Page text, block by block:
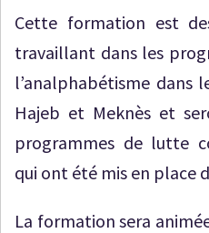
Cette formation est
travaillant dans les
l’analphabétisme dans
Hajeb et Meknès et
programmes de lutte
qui ont été mis en place
La formation sera